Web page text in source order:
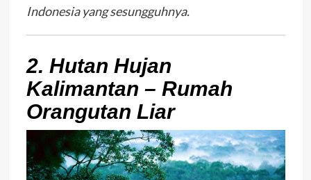
Indonesia yang sesungguhnya.
2. Hutan Hujan
Kalimantan – Rumah
Orangutan Liar